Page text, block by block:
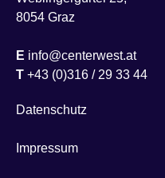
8054 Graz
E info@centerwest.at
T +43 (0)316 / 29 33 44
Datenschutz
Impressum